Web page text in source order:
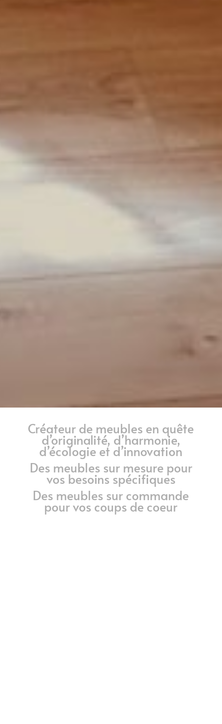
Créateur de meubles en quête
d’originalité, d’harmonie,
d’écologie et d’innovation
Des meubles sur mesure pour
vos besoins spécifiques
Des meubles sur commande
pour vos coups de coeur